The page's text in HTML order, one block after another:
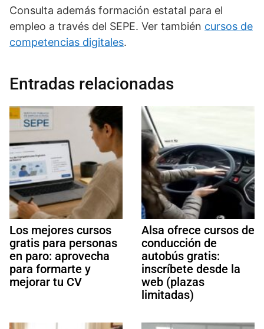
Consulta además formación estatal para el
empleo a través del SEPE. Ver también cursos de
competencias digitales.
Entradas relacionadas
Los mejores cursos
gratis para personas
en paro: aprovecha
para formarte y
mejorar tu CV
Alsa ofrece cursos de
conducción de
autobús gratis:
inscríbete desde la
web (plazas
limitadas)